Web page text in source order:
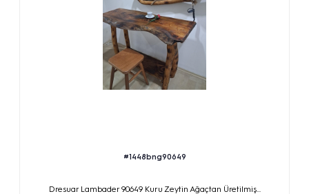
#1448bng90649
Dresuar Lambader 90649 Kuru Zeytin Ağaçtan Üretilmiş...